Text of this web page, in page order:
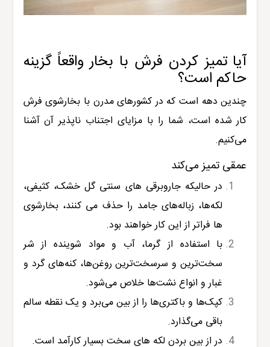
آیا تمیز کردن فرش با بخار واقعاً گزینه
حاکم است؟
چندین دهه است که در کشورهای مدرن با بخارشوی فرش
کار شده است، شما را با مزایای اجتناب ناپذیر آن آشنا
می‌کنیم.
عمقی تمیز می‌کند
در حالیکه جاروبرقی های سنتی گل خشک، کثیفی،
لکه‌ها، زباله‎‌های جامد را حذف می کنند، بخارشوی
ها فراتر از این کار خواهند بود.
با استفاده از گرما، آب و مواد شوینده از شر
سخت‌ترین و سرسخت‌ترین روغن‌ها، کنه‌های گرد و
غبار و انواع نشت‌ها خلاص می‌شود.
کپک‌ها و باکتری‌ها را از بین می‌برد و یک نقطه سالم
باقی می‌گذارد.
در از بین بردن لکه های سخت بسیار کارآمد است.